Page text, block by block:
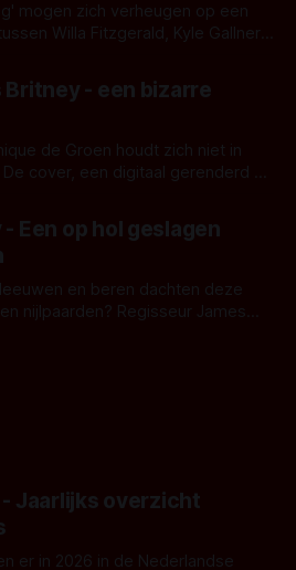
mogen zich verheugen op een
Willa Fitzgerald, Kyle Gallner
feature waarvoor de
Britney - een bizarre
de Groen houdt zich niet in
cover, een digitaal gerenderd en
maar onheilspellends,
De Groen met ieder woord
Een op hol geslagen
en beren dachten deze
nijlpaarden? Regisseur James
Jaarlijks overzicht
er in 2026 in de Nederlandse